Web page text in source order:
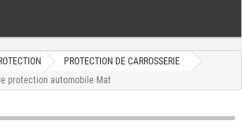
+
+
+
PROTECTION DE CARROSSERIE
protection automobile Mat